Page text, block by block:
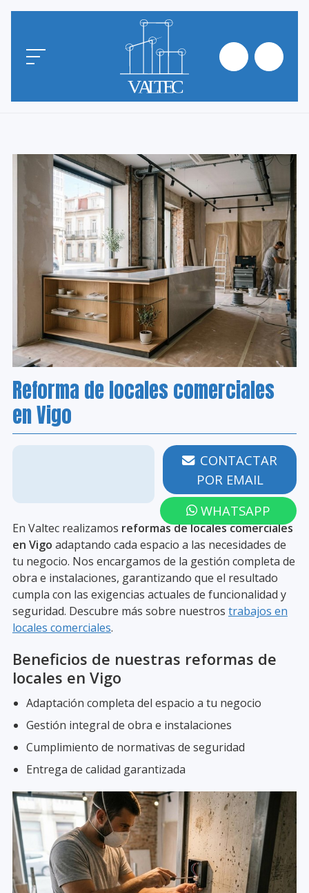
Reforma de locales comerciales
en Vigo
986 203 258
CONTACTAR
POR EMAIL
WHATSAPP
En Valtec realizamos reformas de locales comerciales
en Vigo adaptando cada espacio a las necesidades de
tu negocio. Nos encargamos de la gestión completa de
obra e instalaciones, garantizando que el resultado
cumpla con las exigencias actuales de funcionalidad y
seguridad. Descubre más sobre nuestros trabajos en
locales comerciales.
Beneficios de nuestras reformas de
locales en Vigo
Adaptación completa del espacio a tu negocio
Gestión integral de obra e instalaciones
Cumplimiento de normativas de seguridad
Entrega de calidad garantizada